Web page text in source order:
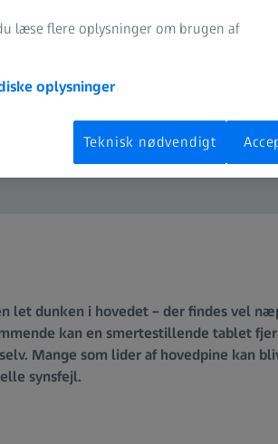
let dunken i hovedet – der findes vel
kan en smertestillende tablet
Mange som lider af hovedpine kan
synsfejl.
læse flere oplysninger om brugen af
oplysninger
Teknisk nødvendigt